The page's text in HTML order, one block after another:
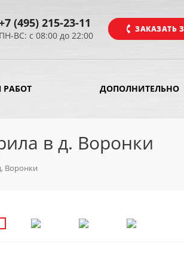
ЗАКАЗАТЬ
(495) 215-23-11
ПН-ВС: с 08:00 до 22:00
РАБОТ ДОПОЛНИТЕЛЬНО
в д. Воронки
Воронки